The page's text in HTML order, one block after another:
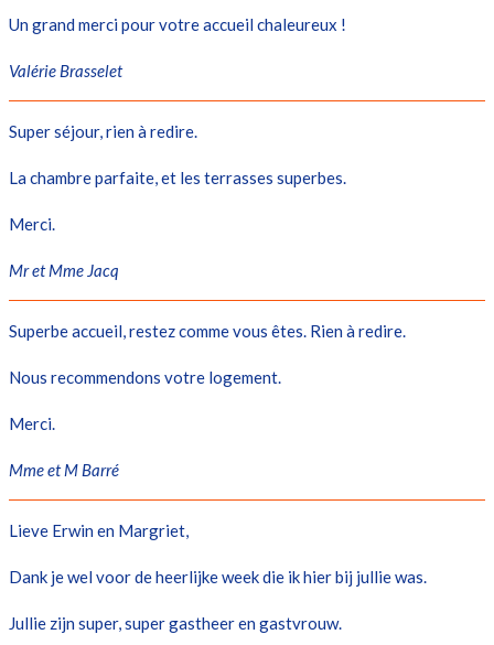
Un grand merci pour votre accueil chaleureux !
Valérie Brasselet
Super séjour, rien à redire.
La chambre parfaite, et les terrasses superbes.
Merci.
Mr et Mme Jacq
Superbe accueil, restez comme vous êtes. Rien à redire.
Nous recommendons votre logement.
Merci.
Mme et M Barré
Lieve Erwin en Margriet,
Dank je wel voor de heerlijke week die ik hier bij jullie was.
Jullie zijn super, super gastheer en gastvrouw.